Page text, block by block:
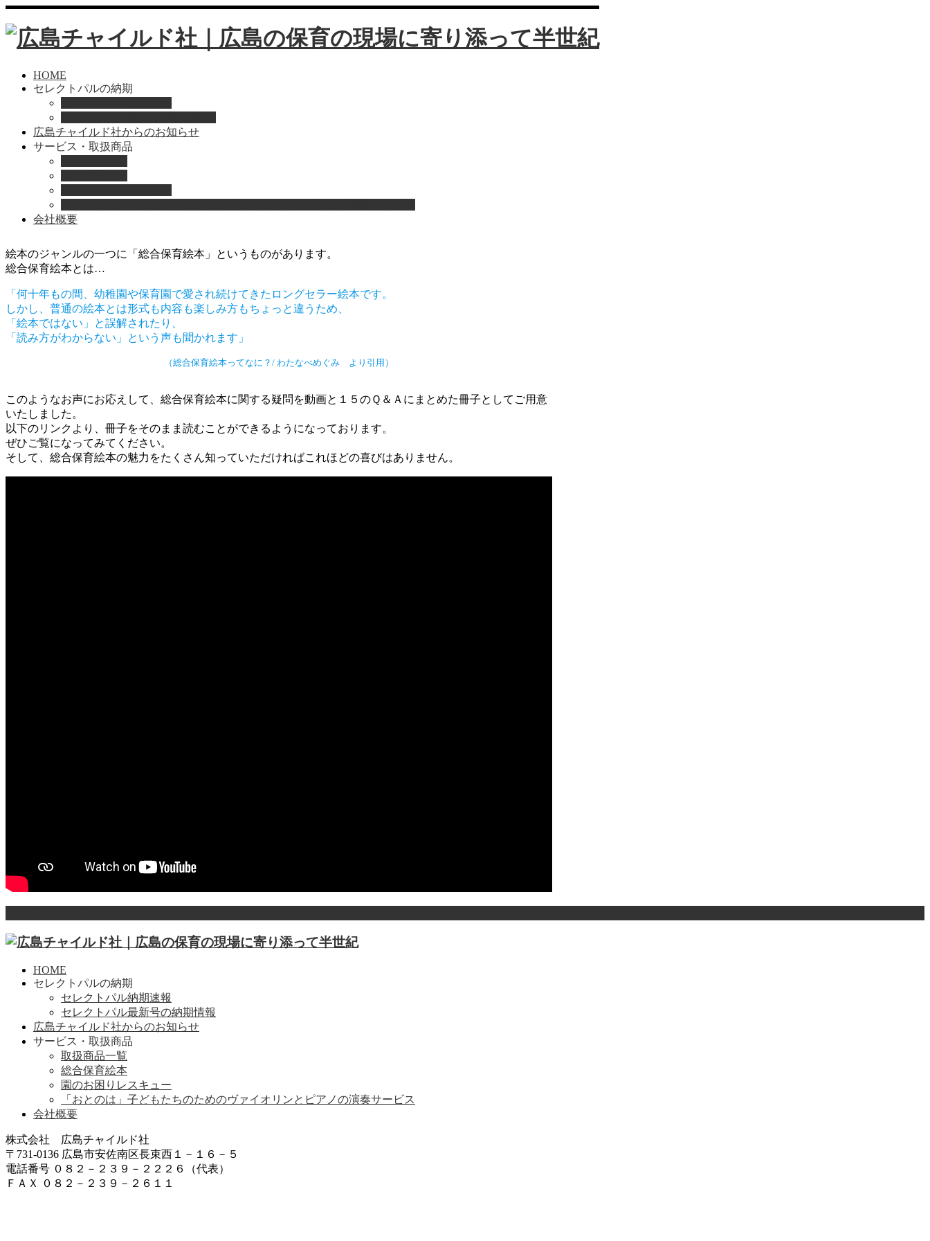
HOME
セレクトパルの納期
広島チャイルド社からのお知らせ
サービス・取扱商品
会社概要
Home
総合保育絵本
総合保育絵本のご紹介
絵本のジャンルの一つに「総合保育絵本」というものがあります。
総合保育絵本とは…
「何十年もの間、幼稚園や保育園で愛され続けてきたロングセラー絵本です。
しかし、普通の絵本とは形式も内容も楽しみ方もちょっと違うため、
「絵本ではない」と誤解されたり、
「読み方がわからない」という声も聞かれます」
（総合保育絵本ってなに？/ わたなべめぐみ より引用）
このようなお声にお応えして、総合保育絵本に関する疑問を動画と１５のＱ＆Ａにまとめた冊子としてご用意
いたしました。
以下のリンクより、冊子をそのまま読むことができるようになっております。
ぜひご覧になってみてください。
そして、総合保育絵本の魅力をたくさん知っていただければこれほどの喜びはありません。
HOME
セレクトパルの納期
セレクトパル納期速報
セレクトパル最新号の納期情報
広島チャイルド社からのお知らせ
サービス・取扱商品
取扱商品一覧
総合保育絵本
園のお困りレスキュー
「おとのは」子どもたちのためのヴァイオリンとピアノの演奏サービス
会社概要
株式会社 広島チャイルド社
〒731-0136 広島市安佐南区長束西１－１６－５
電話番号 ０８２－２３９－２２２６（代表）
ＦＡＸ ０８２－２３９－２６１１